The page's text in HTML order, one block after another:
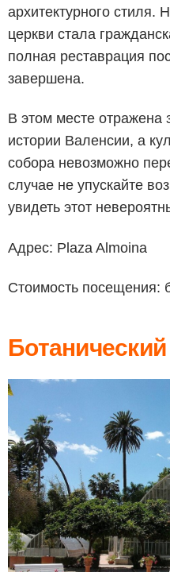
архитектурного
церкви стала
полная реставрация
завершена.
В этом месте отражена
истории Валенсии, а
собора невозможно
случае не упускайте
увидеть этот
Адрес: Plaza Almoina
Стоимость посещения: